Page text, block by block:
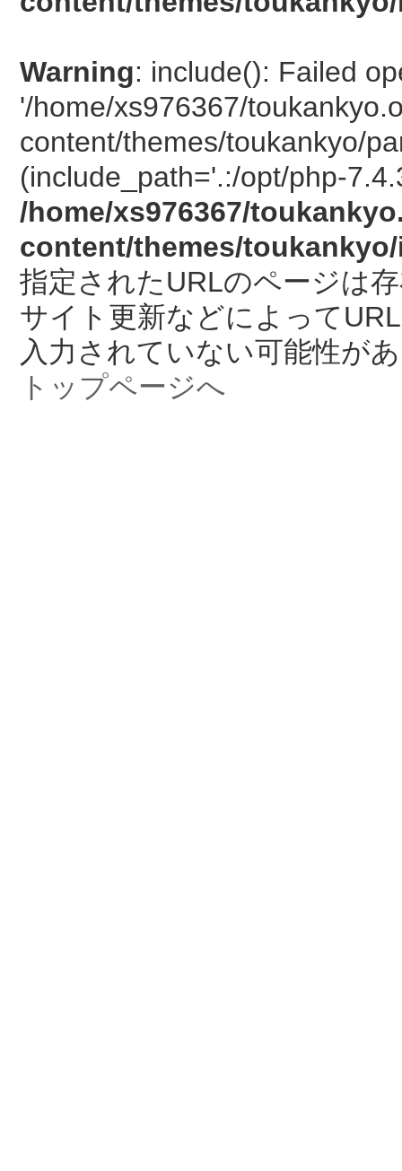
Warning: include(): Failed
'/home/xs976367/
content/themes/toukankyo/
(include_path='.:/opt/php-
/home/xs976367/
content/themes/
指定されたURLのページは
サイト更新などによって
入力されていない可能性が
トップページへ